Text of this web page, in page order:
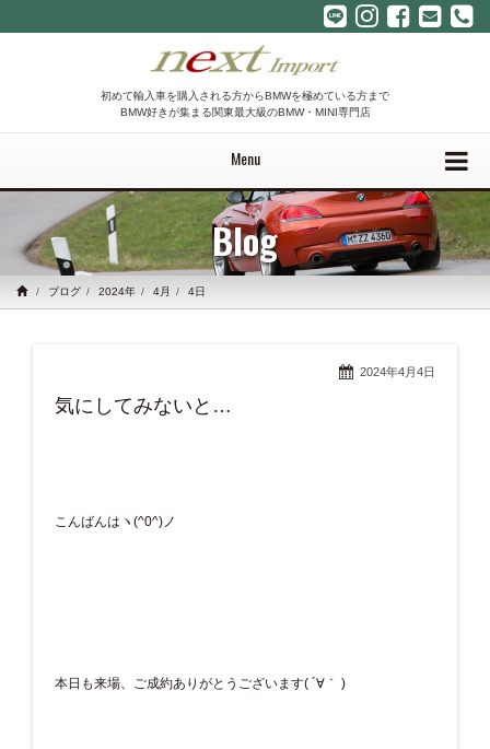
初めて輸入車を購入される方からBMWを極めている方まで
BMW好きが集まる関東最大級のBMW・MINI専門店
Menu
Blog
ブログ 2024年 4月 4日
2024年4月4日
気にしてみないと…
こんばんはヽ(^0^)ノ
本日も来場、ご成約ありがとうございます( ´∀｀ )